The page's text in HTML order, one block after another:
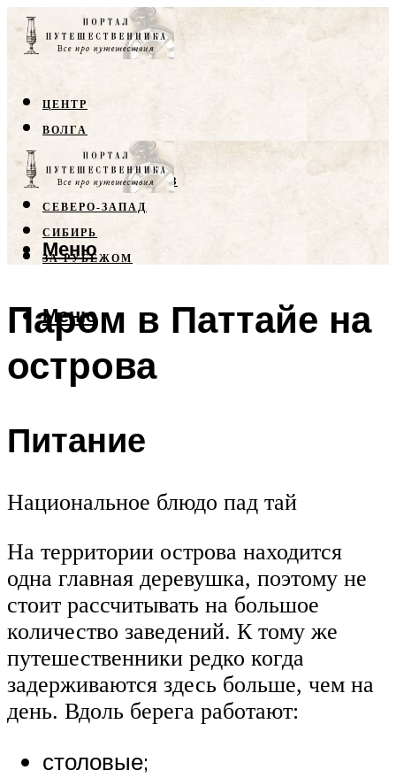
ЦЕНТР
ВОЛГА
КРЫМ
СЕВЕРНЫЙ КАВКАЗ
СЕВЕРО-ЗАПАД
СИБИРЬ
ЗА РУБЕЖОМ
Меню
Меню
Паром в Паттайе на
острова
Питание
Национальное блюдо пад тай
На территории острова находится
одна главная деревушка, поэтому не
стоит рассчитывать на большое
количество заведений. К тому же
путешественники редко когда
задерживаются здесь больше, чем на
день. Вдоль берега работают:
столовые;